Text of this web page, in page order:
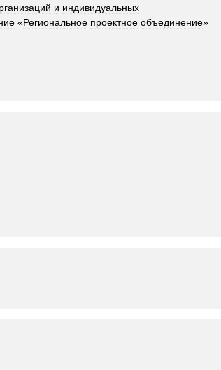
и индивидуальных
«Региональное проектное объединение»